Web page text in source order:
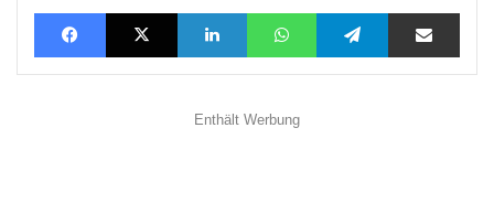
FacebookX LinkedInWhatsAppTelegramTeilen via E-Mail
Enthält Werbung